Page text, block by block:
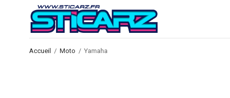
Accueil / Moto / Yamaha